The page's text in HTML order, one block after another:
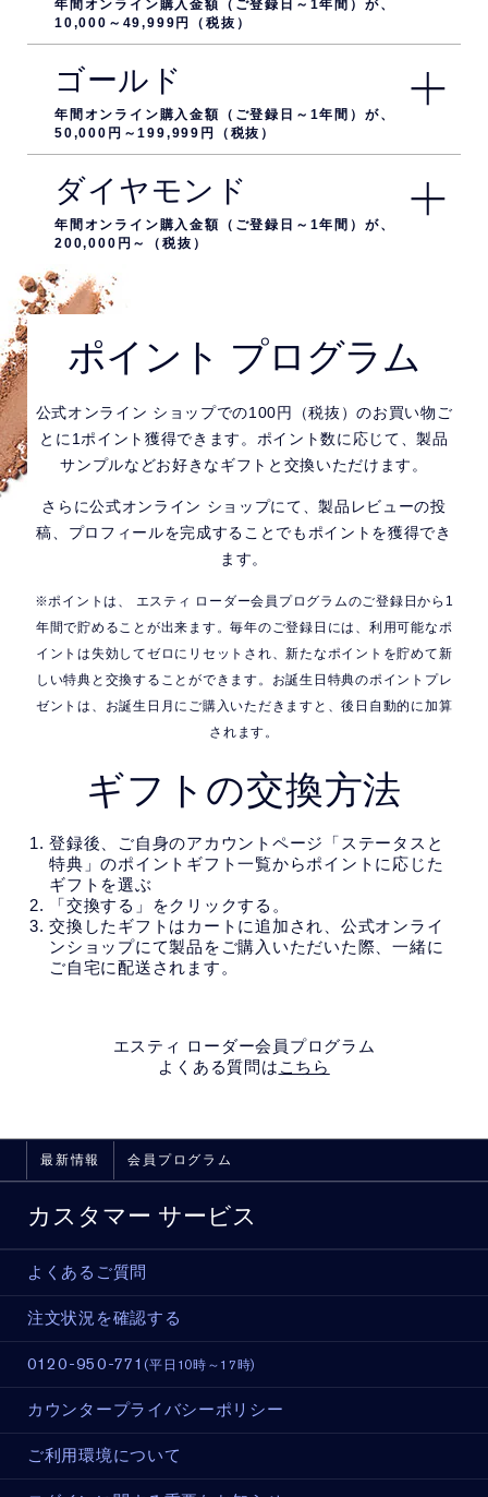
年間オンライン購入金額（ご登録日～1年間）が、
10,000～49,999円（税抜）
ゴールド
年間オンライン購入金額（ご登録日～1年間）が、
50,000円～199,999円（税抜）
ダイヤモンド
年間オンライン購入金額（ご登録日～1年間）が、
200,000円～（税抜）
ポイント プログラム
公式オンライン ショップでの100円（税抜）のお買い物ご
とに1ポイント獲得できます。ポイント数に応じて、製品
サンプルなどお好きなギフトと交換いただけます。
さらに公式オンライン ショップにて、製品レビューの投
稿、プロフィールを完成することでもポイントを獲得でき
ます。
※ポイントは、 エスティ ローダー会員プログラムのご登録日から1
年間で貯めることが出来ます。毎年のご登録日には、利用可能なポ
イントは失効してゼロにリセットされ、新たなポイントを貯めて新
しい特典と交換することができます。お誕生日特典のポイントプレ
ゼントは、お誕生日月にご購入いただきますと、後日自動的に加算
されます。
ギフトの交換方法
登録後、ご自身のアカウントページ「ステータスと
特典」のポイントギフト一覧からポイントに応じた
ギフトを選ぶ
「交換する」をクリックする。
交換したギフトはカートに追加され、公式オンライ
ンショップにて製品をご購入いただいた際、一緒に
ご自宅に配送されます。
エスティ ローダー会員プログラム
よくある質問は こちら
最新情報 会員プログラム
カスタマー サービス
よくあるご質問
注文状況を確認する
0120-950-771 (平日10時～17時)
カウンタープライバシーポリシー
ご利用環境について